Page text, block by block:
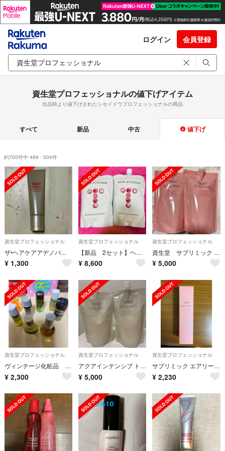
ログイン 会員登録
資生堂プロフェッショナルの値下げアイテム
出品時より値下げされたシセイドウプロフェッショナルの商品
すべて 新品 中古 値下げ
約700件中 469 - 504件
資生堂プロフェッショナル
ザ•ヘアケアアデノバイタルスカルプトリートメント
¥ 1,300
資生堂プロフェッショナル
【新品 2セット】ヘアキッチン モイスチャライジングトリートメント 1000g
¥ 8,600
資生堂プロフェッショナル
資生堂 サブリミック エアリーフロー シャンプー a
¥ 5,000
資生堂プロフェッショナル
ヴィンテージ化粧品 まきやんさん専用
¥ 2,300
資生堂プロフェッショナル
アクアインテンシブ トリートメント（W）450g×2個
¥ 5,000
資生堂プロフェッショナル
サブリミック エアリーフロー リファイニングフリュイド 125ml
¥ 2,230